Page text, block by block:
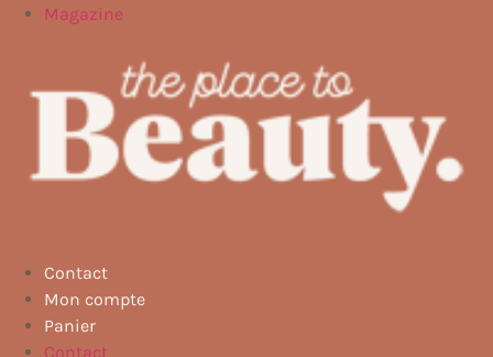
Magazine
Contact
Mon compte
Panier
Contact